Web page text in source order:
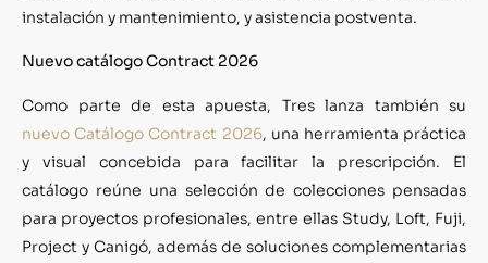
instalación y mantenimiento, y asistencia postventa.
Nuevo catálogo Contract 2026
Como parte de esta apuesta, Tres lanza también su
nuevo Catálogo Contract 2026, una herramienta práctica
y visual concebida para facilitar la prescripción. El
catálogo reúne una selección de colecciones pensadas
para proyectos profesionales, entre ellas Study, Loft, Fuji,
Project y Canigó, además de soluciones complementarias